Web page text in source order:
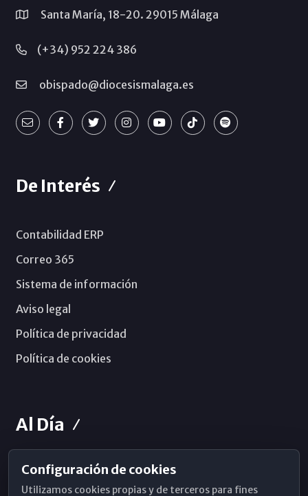
Santa María, 18-20. 29015 Málaga
(+34) 952 224 386
obispado@diocesismalaga.es
De Interés
Contabilidad ERP
Correo 365
Sistema de información
Aviso legal
Política de privacidad
Política de cookies
Al Día
Horarios de Misa
Configuración de cookies
Utilizamos cookies propias y de terceros para fines